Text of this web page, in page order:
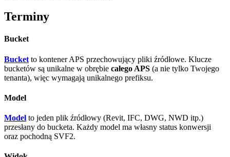
Terminy
Bucket
Bucket to kontener APS przechowujący pliki źródłowe. Klucze
bucketów są unikalne w obrębie całego APS (a nie tylko Twojego
tenanta), więc wymagają unikalnego prefiksu.
Model
Model to jeden plik źródłowy (Revit, IFC, DWG, NWD itp.)
przesłany do bucketa. Każdy model ma własny status konwersji
oraz pochodną SVF2.